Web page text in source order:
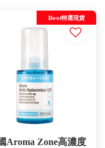
Best特選現貨
Aroma Zone高濃度